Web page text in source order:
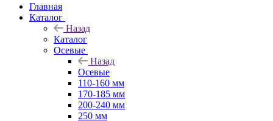
Главная
Каталог
Назад
Каталог
Осевые
Назад
Осевые
110-160 мм
170-185 мм
200-240 мм
250 мм